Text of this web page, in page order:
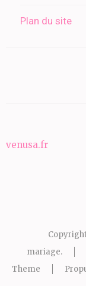
Plan du site
venusa.fr
mariage.
Theme